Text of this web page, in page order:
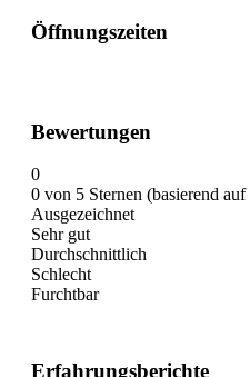
Öffnungszeiten
Bewertungen
0
0 von 5 Sternen (basierend
Ausgezeichnet
Sehr gut
Durchschnittlich
Schlecht
Furchtbar
Erfahrungsberichte